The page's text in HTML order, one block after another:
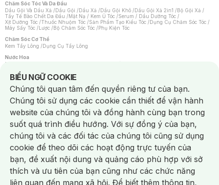
Chăm Sóc Tóc Và Da Đầu
Dầu Gội Và Dầu Xả /Dầu Gội /Dầu Xả /Dầu Gội Khô /Dầu Gội Xả 2in1 /Bộ Gội Xả /
Tẩy Tế Bào Chết Da Đầu /Mặt Nạ / Kem Ủ Tóc /Serum / Dầu Dưỡng Tóc /
Xịt Dưỡng Tóc /Thuốc Nhuộm Tóc /Sản Phẩm Tạo Kiểu Tóc /Dụng Cụ Chăm Sóc Tóc /
Máy Sấy Tóc /Lược /Bộ Chăm Sóc Tóc /Phụ Kiện Tóc
Chăm Sóc Cơ Thể
Kem Tẩy Lông /Dụng Cụ Tẩy Lông
Nước Hoa
Nước Hoa Nữ
Chăm Sóc Cá Nhân
Chống Muỗi /Khẩu Trang /Máy Massage/Mặt Nạ Xông Hơi /Nước Rửa Tay/
Sản Phẩm Chăm Sóc Khác /Bàn Chải Đánh Răng /Bàn Chải Điện/
Hỗ Trợ Trắng Răng/Kem Đánh Răng /Máy Tăm Nước/ Nước Súc Miệng/
Tăm / Chỉ Nha Khoa/ Xịt Thơm Miệng / Dung Dịch Vệ Sinh/Dưỡng Vùng Kín/
Khăn Ướt Vệ Sinh Vùng Kín/Băng Vệ Sinh/Tampon/Bọt Cạo Râu /Dao Cạo Râu/
Máy Cạo Râu
Vấn Đề Về Da
Da Dầu / Lỗ Chân Lông To/ Da Khô / Mất Nước/ Da Lão Hóa/ Da Mụn/
Da Nhạy Cảm / Kích Ứng
Da Xỉn Màu Thâm / Nám / Tàn Nhang
Quầng Thâm & Bọng Mắt /Sẹo /Viêm Da Cơ Địa
Dụng Cụ / Phụ Kiện Chăm Sóc Da
Bông Tẩy Trang
Khăn Lau Mặt Khô Dụng Cụ / Máy Rửa Mặt Máy Chăm Sóc Da
Dụng Cụ Chăm Sóc Khác
BIỂU NGỮ COOKIE
Notice about cookies usage
Chúng tôi quan tâm đến quyền riêng tư của bạn.
Chúng tôi sử dụng các cookie cần thiết để vận hành
website của chúng tôi và đồng hành cùng bạn trong
suốt quá trình điều hướng. Với sự đồng ý của bạn,
chúng tôi và các đối tác của chúng tôi cũng sử dụng
cookie để theo dõi các hoạt động trực tuyến của
bạn, đề xuất nội dung và quảng cáo phù hợp với sở
thích và ưu tiên của bạn cũng như các chức năng
liên quan đến mạng xã hội. Để biết thêm thông tin,